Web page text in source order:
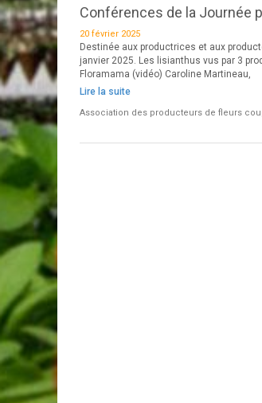
Conférences de la Journée
20 février 2025
Destinée aux productrices et aux
janvier 2025. Les lisianthus vus par 3
Floramama (vidéo) Caroline Martineau,
Lire la suite
Association des producteurs de fleurs